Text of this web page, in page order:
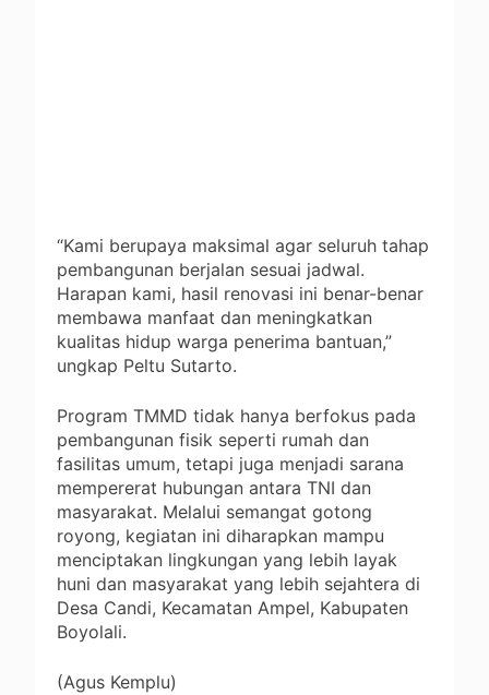
“Kami berupaya maksimal agar seluruh tahap
pembangunan berjalan sesuai jadwal.
Harapan kami, hasil renovasi ini benar-benar
membawa manfaat dan meningkatkan
kualitas hidup warga penerima bantuan,”
ungkap Peltu Sutarto.
Program TMMD tidak hanya berfokus pada
pembangunan fisik seperti rumah dan
fasilitas umum, tetapi juga menjadi sarana
mempererat hubungan antara TNI dan
masyarakat. Melalui semangat gotong
royong, kegiatan ini diharapkan mampu
menciptakan lingkungan yang lebih layak
huni dan masyarakat yang lebih sejahtera di
Desa Candi, Kecamatan Ampel, Kabupaten
Boyolali.
(Agus Kemplu)